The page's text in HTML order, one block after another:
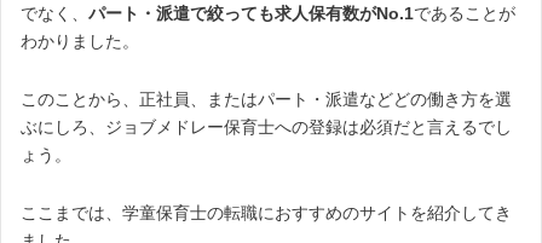
でなく、 パート・派遣で絞っても求人保有数がNo.1であることが
わかりました。
このことから、正社員、またはパート・派遣などどの働き方を選
ぶにしろ、ジョブメドレー保育士への登録は必須だと言えるでし
ょう。
ここまでは、学童保育士の転職におすすめのサイトを紹介してき